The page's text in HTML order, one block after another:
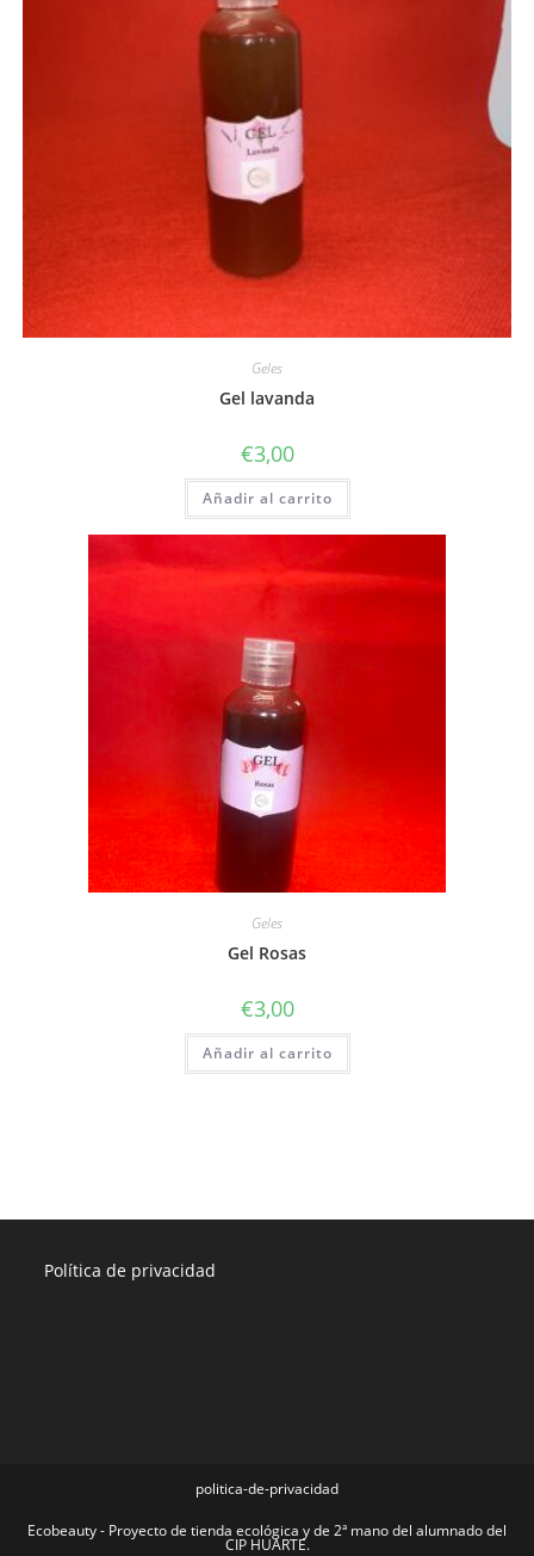
Geles
Gel lavanda
€3,00
Añadir al carrito
Geles
Gel Rosas
€3,00
Añadir al carrito
Política de privacidad
politica-de-privacidad
Ecobeauty - Proyecto de tienda ecológica y de 2ª mano del alumnado del
CIP HUARTE.